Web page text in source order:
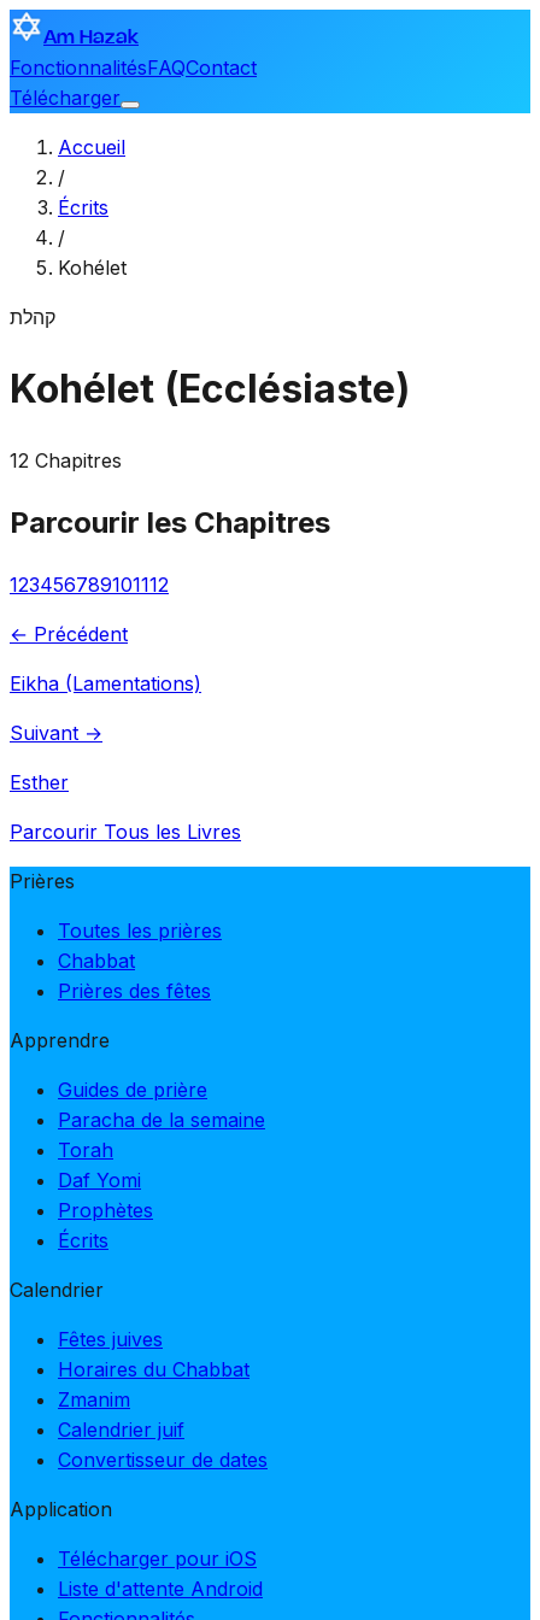
Am Hazak
FonctionnalitésFAQContact
Télécharger
Accueil
/
Écrits
/
Kohélet
קהלת
Kohélet (Ecclésiaste)
12 Chapitres
Parcourir les Chapitres
123456789101112
← Précédent
Eikha (Lamentations)
Suivant →
Esther
Parcourir Tous les Livres
Prières
Toutes les prières
Chabbat
Prières des fêtes
Apprendre
Guides de prière
Paracha de la semaine
Torah
Daf Yomi
Prophètes
Écrits
Calendrier
Fêtes juives
Horaires du Chabbat
Zmanim
Calendrier juif
Convertisseur de dates
Application
Télécharger pour iOS
Liste d'attente Android